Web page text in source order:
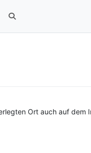
Ort auch auf